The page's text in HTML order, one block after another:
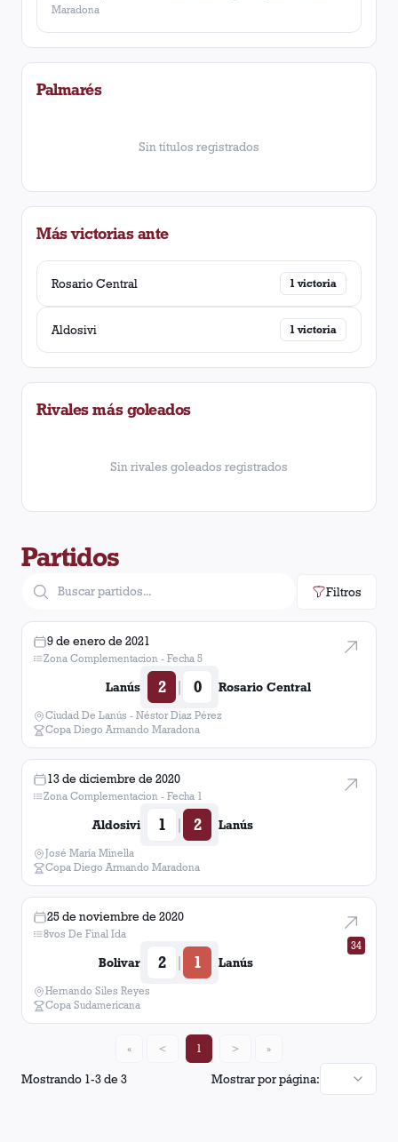
Maradona
Palmarés
Sin títulos registrados
Más victorias ante
Rosario Central 1 victoria
Aldosivi 1 victoria
Rivales más goleados
Sin rivales goleados registrados
Partidos
Filtros
9 de enero de 2021
Zona Complementacion - Fecha 5
Lanús 2 | 0 Rosario Central
Ciudad De Lanús - Néstor Diaz Pérez
Copa Diego Armando Maradona
13 de diciembre de 2020
Zona Complementacion - Fecha 1
Aldosivi 1 | 2 Lanús
José María Minella
Copa Diego Armando Maradona
34
25 de noviembre de 2020
8vos De Final Ida
Bolivar 2 | 1 Lanús
Hernando Siles Reyes
Copa Sudamericana
Mostrando 1-3de3 Mostrar por página:
« < 1 > »